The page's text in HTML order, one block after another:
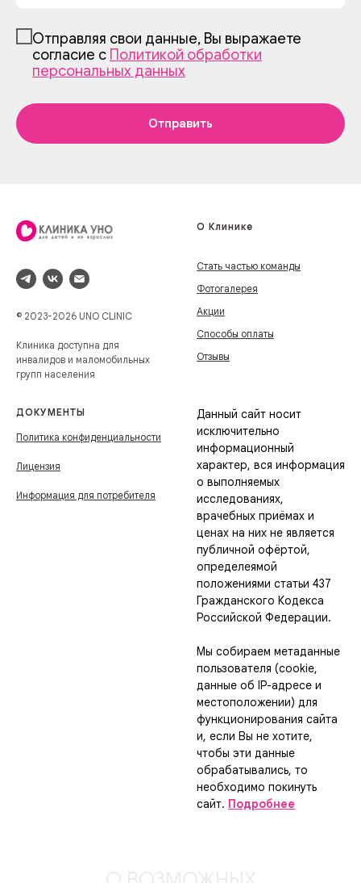
Отправляя свои данные, Вы выражаете
согласие с Политикой обработки
персональных данных
Отправить
© 2023-2026 UNO CLINIC
Клиника доступна для
инвалидов и маломобильных
групп населения
О Клинике
Стать частью команды
Фотогалерея
Акции
Способы оплаты
Отзывы
ДОКУМЕНТЫ
Политика конфиденциальности
Лицензия
Информация для потребителя
Данный сайт носит
исключительно
информационный
характер, вся информация
о выполняемых
исследованиях,
врачебных приёмах и
ценах на них не является
публичной офёртой,
определеямой
положениями статьи 437
Гражданского Кодекса
Российской Федерации.
Мы собираем метаданные
пользователя (cookie,
данные об IP-адресе и
местоположении) для
функционирования сайта
и, если Вы не хотите,
чтобы эти данные
обрабатывались, то
необходимо покинуть
сайт. Подробнее